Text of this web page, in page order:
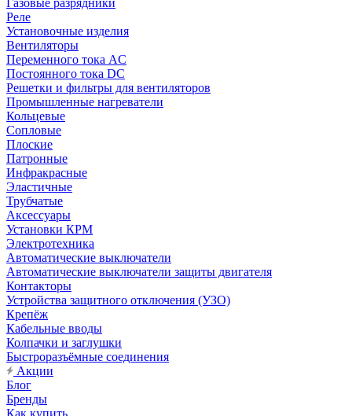
Газовые разрядники
Реле
Установочные изделия
Вентиляторы
Переменного тока AC
Постоянного тока DC
Решетки и фильтры для вентиляторов
Промышленные нагреватели
Кольцевые
Сопловые
Плоские
Патронные
Инфракрасные
Эластичные
Трубчатые
Аксессуары
Установки КРМ
Электротехника
Автоматические выключатели
Автоматические выключатели защиты двигателя
Контакторы
Устройства защитного отключения (УЗО)
Крепёж
Кабельные вводы
Колпачки и заглушки
Быстроразъёмные соединения
Акции
Блог
Бренды
Как купить